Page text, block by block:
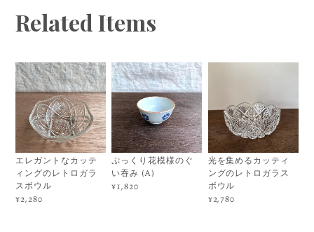
Related Items
エレガントなカッテ
ィングのレトロガラ
スボウル
¥2,280
ぷっくり花模様のぐ
い吞み (A)
¥1,820
光を集めるカッティ
ングのレトロガラス
ボウル
¥2,780